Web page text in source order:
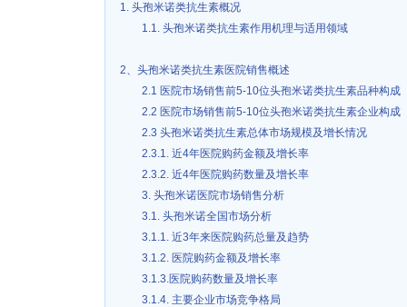
1. 头孢米诺类抗生素概况
1.1. 头孢米诺类抗生素作用机理与适用领域
2、头孢米诺类抗生素医院销售概述
2.1 医院市场销售前5-10位头孢米诺类抗生素品种构成
2.2 医院市场销售前5-10位头孢米诺类抗生素企业构成
2.3 头孢米诺类抗生素总体市场规模及增长情况
2.3.1. 近4年医院购药金额及增长率
2.3.2. 近4年医院购药数量及增长率
3. 头孢米诺医院市场销售分析
3.1. 头孢米诺全国市场分析
3.1.1. 近3年来医院购药总量及趋势
3.1.2. 医院购药金额及增长率
3.1.3.医院购药数量及增长率
3.1.4. 主要企业市场竞争格局